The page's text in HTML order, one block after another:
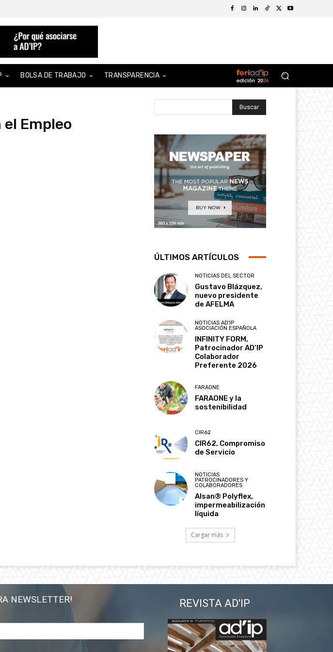
BOLSA DE TRABAJO TRANSPARENCIA
Empleo
Buscar
ÚLTIMOS ARTÍCULOS
NOTICIAS DEL SECTOR
Gustavo Blázquez,
nuevo presidente
de AFELMA
NOTICIAS AD'IP
ASOCIACIÓN ESPAÑOLA
INFINITY FORM,
Patrocinador AD’IP
Colaborador
Preferente 2026
FARAONE
FARAONE y la
sostenibilidad
CIR62
CIR62, Compromiso
de Servicio
NOTICIAS
PATROCINADORES Y
COLABORADORES
Alsan® Polyflex,
impermeabilización
líquida
Cargar más
NEWSLETTER! REVISTA AD'IP